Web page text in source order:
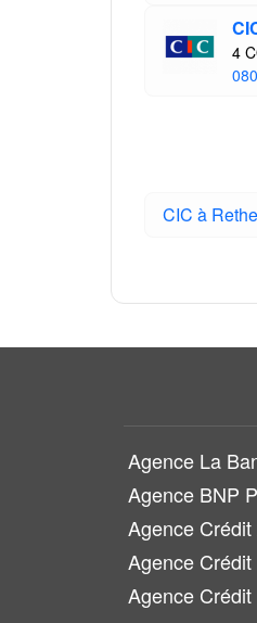
4
CIC à
Agence La
Agence BNP
Agence
Agence
Agence